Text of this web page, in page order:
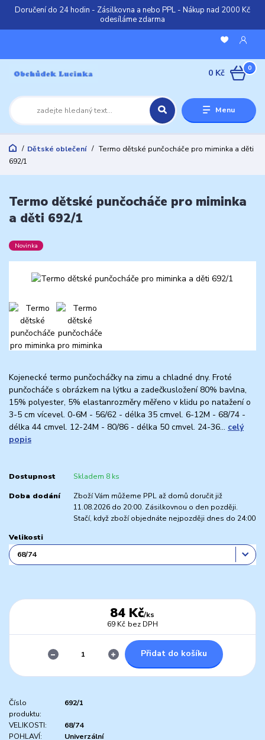
Doručení do 24 hodin - Zásilkovna a nebo PPL - Nákup nad 2000 Kč
odesíláme zdarma
Menu
0
0 Kč
Dětské oblečení
Termo dětské punčocháče pro miminka a děti
692/1
Termo dětské punčocháče pro miminka
a děti 692/1
Novinka
Kojenecké termo punčocháčky na zimu a chladné dny. Froté
punčocháče s obrázkem na lýtku a zadečkusložení 80% bavlna,
15% polyester, 5% elastanrozměry měřeno v klidu po natažení o
3-5 cm vícevel. 0-6M - 56/62 - délka 35 cmvel. 6-12M - 68/74 -
délka 44 cmvel. 12-24M - 80/86 - délka 50 cmvel. 24-36... celý
popis
Dostupnost Skladem 8 ks
Doba dodání
Zboží Vám můžeme PPL až domů doručit již
11.08.2026 do 20:00. Zásilkovnou o den později.
Stačí, když zboží objednáte nejpozději dnes do 24:00
Velikosti
84 Kč/ks
69 Kč bez DPH
Přidat do košíku
Číslo
produktu:
692/1
VELIKOSTI:
68/74
POHLAVÍ:
Univerzální